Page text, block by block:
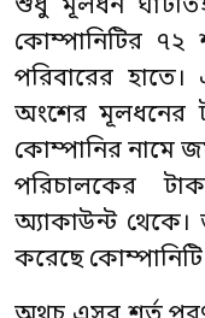
শুধু মূলধন
কোম্পানিটির ৭২
পরিবারের
অংশের মূলধনের
কোম্পানির নামে
পরিচালকের
অ্যাকাউন্ট
করেছে